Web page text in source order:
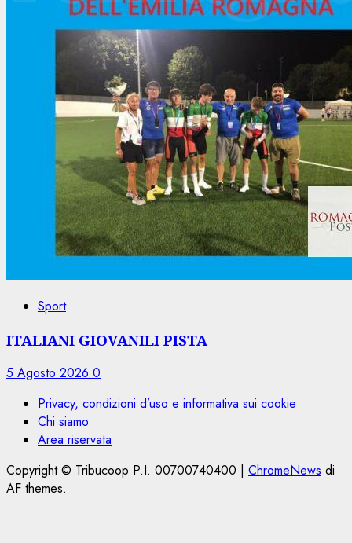
Sport
ITALIANI GIOVANILI PISTA
5 Agosto 2026 0
Privacy, condizioni d’uso e informativa sui cookie
Chi siamo
Area riservata
Copyright © Tribucoop P.I. 00700740400 | ChromeNews di
AF themes.